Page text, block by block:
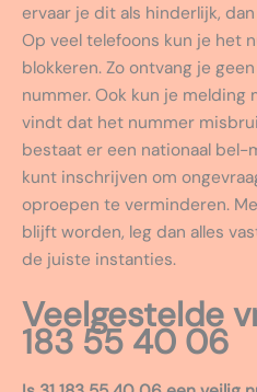
ervaar je dit als hinderlijk,
Op veel telefoons kun je het
blokkeren. Zo ontvang je
nummer. Ook kun je melding
vindt dat het nummer
bestaat er een nationaal
kunt inschrijven om
oproepen te verminderen.
blijft worden, leg dan alles
de juiste instanties.
Veelgestelde
183 55 40 06